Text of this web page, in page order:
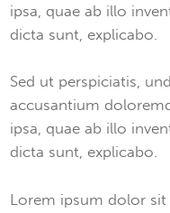
ipsa, quae ab illo
dicta sunt, explicabo.
Sed ut perspiciatis,
accusantium
ipsa, quae ab illo
dicta sunt, explicabo.
Lorem ipsum dolor